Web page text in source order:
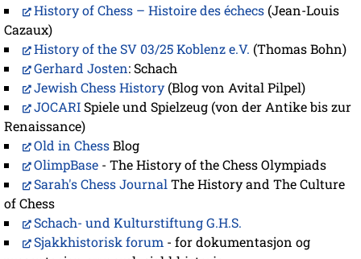
History of Chess – Histoire des échecs(Jean-Louis
Cazaux)
History of the SV 03/25 Koblenz e.V. (Thomas Bohn)
Gerhard Josten: Schach
Jewish Chess History(Blog von Avital Pilpel)
JOCARISpiele und Spielzeug (von der Antike bis zur
Renaissance)
Old in ChessBlog
OlimpBase - The History of the Chess Olympiads
Sarah's Chess Journal The History and The Culture
of Chess
Schach- und Kulturstiftung G.H.S.
Sjakkhistorisk forum - for dokumentasjon og